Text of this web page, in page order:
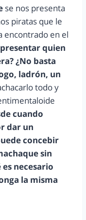
se nos presenta
piratas que le
encontrado en el
quien
¿No basta
ladrón, un
todo y
cuando
dar un
concebir
sin
es necesario
la misma